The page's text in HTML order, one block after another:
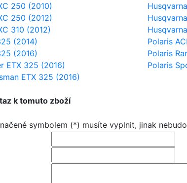
250 (2010)
250 (2012)
310 (2012)
(2014)
Polaris
(2016)
Polaris
ETX 325 (2016)
Polaris
ETX 325 (2016)
k tomuto zboží
symbolem (*) musíte vyplnit, jinak